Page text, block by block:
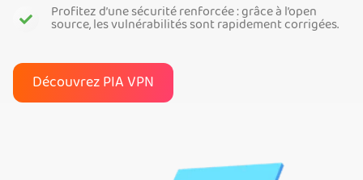
Profitez d’une sécurité renforcée : grâce à l’open
source, les vulnérabilités sont rapidement corrigées.
Découvrez PIA VPN